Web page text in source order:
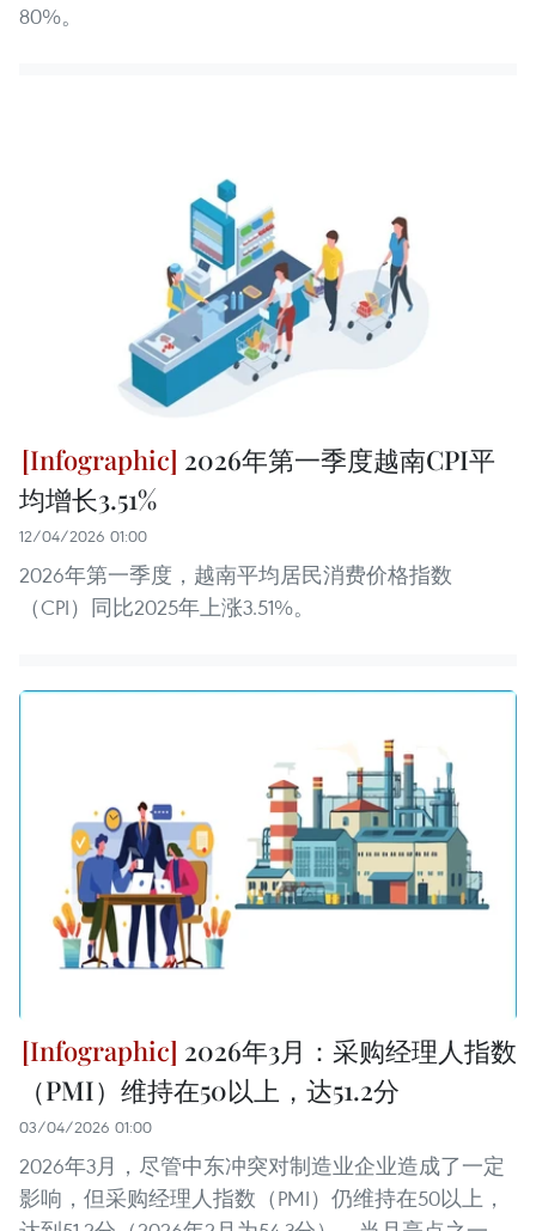
80%。
2026年第一季度越南CPI平
均增长3.51%
12/04/2026 01:00
2026年第一季度，越南平均居民消费价格指数
（CPI）同比2025年上涨3.51%。
2026年3月：采购经理人指数
（PMI）维持在50以上，达51.2分
03/04/2026 01:00
2026年3月，尽管中东冲突对制造业企业造成了一定
影响，但采购经理人指数（PMI）仍维持在50以上，